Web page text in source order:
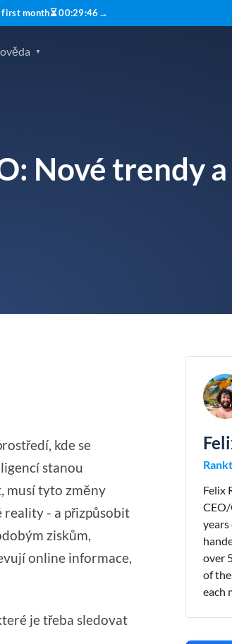
first month⏳00:29:45 →
Nové trendy
kde se
stanou
musí tyto změny
reality - a přizpůsobit
ziskům,
online informace,
je třeba sledovat
Felix
years
over
of
each